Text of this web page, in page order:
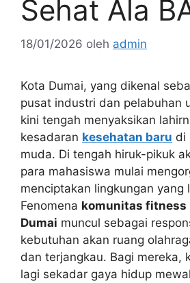
Sehat Ala
18/01/2026 oleh admin
Kota Dumai, yang dikenal
pusat industri dan pelabuhan
kini tengah menyaksikan
kesadaran kesehatan baru di
muda. Di tengah hiruk-pikuk
para mahasiswa mulai
menciptakan lingkungan yang
Fenomena komunitas fitness
Dumai muncul sebagai
kebutuhan akan ruang
dan terjangkau. Bagi mereka,
lagi sekadar gaya hidup